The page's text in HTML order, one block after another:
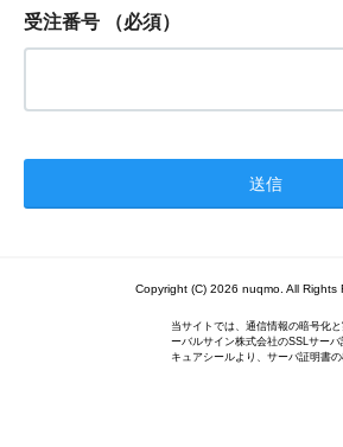
受注番号 （必須）
Copyright (C) 2026 nuqmo. All Rights
当サイトでは、通信情報の暗号化
ーバルサイン株式会社のSSLサー
キュアシールより、サーバ証明書